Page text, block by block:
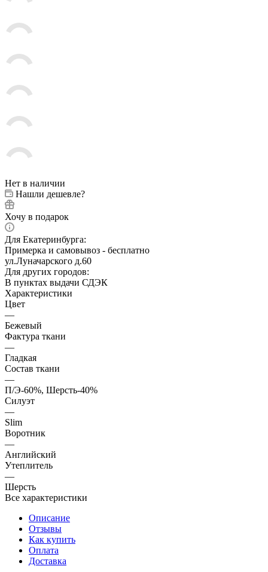
Нет в наличии
Нашли дешевле?
Хочу в подарок
Для Екатеринбурга:
Примерка и самовывоз - бесплатно
ул.Луначарского д.60
Для других городов:
В пунктах выдачи СДЭК
Характеристики
Цвет
—
Бежевый
Фактура ткани
—
Гладкая
Состав ткани
—
П/Э-60%, Шерсть-40%
Силуэт
—
Slim
Воротник
—
Английский
Утеплитель
—
Шерсть
Все характеристики
Описание
Отзывы
Как купить
Оплата
Доставка